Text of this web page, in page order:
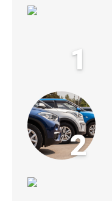
1
2